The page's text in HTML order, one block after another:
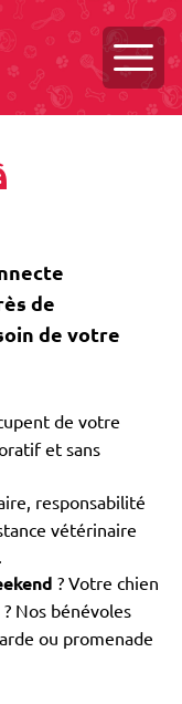
de
de votre
de votre
et sans
responsabilité
vétérinaire
? Votre chien
? Nos bénévoles
ou promenade